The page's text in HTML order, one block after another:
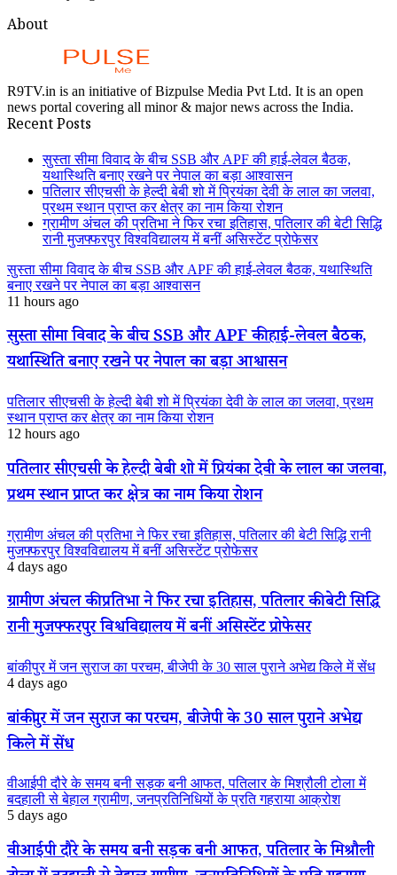
About
R9TV.in is an initiative of Bizpulse Media Pvt Ltd. It is an open
news portal covering all minor & major news across the India.
Recent Posts
सुस्ता सीमा विवाद के बीच SSB और APF की हाई-लेवल बैठक,
यथास्थिति बनाए रखने पर नेपाल का बड़ा आश्वासन
पतिलार सीएचसी के हेल्दी बेबी शो में प्रियंका देवी के लाल का जलवा,
प्रथम स्थान प्राप्त कर क्षेत्र का नाम किया रोशन
ग्रामीण अंचल की प्रतिभा ने फिर रचा इतिहास, पतिलार की बेटी सिद्धि
रानी मुजफ्फरपुर विश्वविद्यालय में बनीं असिस्टेंट प्रोफेसर
सुस्ता सीमा विवाद के बीच SSB और APF की हाई-लेवल बैठक, यथास्थिति
बनाए रखने पर नेपाल का बड़ा आश्वासन
11 hours ago
सुस्ता सीमा विवाद के बीच SSB और APF की हाई-लेवल बैठक,
यथास्थिति बनाए रखने पर नेपाल का बड़ा आश्वासन
पतिलार सीएचसी के हेल्दी बेबी शो में प्रियंका देवी के लाल का जलवा, प्रथम
स्थान प्राप्त कर क्षेत्र का नाम किया रोशन
12 hours ago
पतिलार सीएचसी के हेल्दी बेबी शो में प्रियंका देवी के लाल का जलवा,
प्रथम स्थान प्राप्त कर क्षेत्र का नाम किया रोशन
ग्रामीण अंचल की प्रतिभा ने फिर रचा इतिहास, पतिलार की बेटी सिद्धि रानी
मुजफ्फरपुर विश्वविद्यालय में बनीं असिस्टेंट प्रोफेसर
4 days ago
ग्रामीण अंचल की प्रतिभा ने फिर रचा इतिहास, पतिलार की बेटी सिद्धि
रानी मुजफ्फरपुर विश्वविद्यालय में बनीं असिस्टेंट प्रोफेसर
बांकीपुर में जन सुराज का परचम, बीजेपी के 30 साल पुराने अभेद्य किले में सेंध
4 days ago
बांकीपुर में जन सुराज का परचम, बीजेपी के 30 साल पुराने अभेद्य
किले में सेंध
वीआईपी दौरे के समय बनी सड़क बनी आफत, पतिलार के मिश्रौली टोला में
बदहाली से बेहाल ग्रामीण, जनप्रतिनिधियों के प्रति गहराया आक्रोश
5 days ago
वीआईपी दौरे के समय बनी सड़क बनी आफत, पतिलार के मिश्रौली